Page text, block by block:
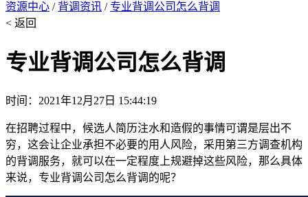
资源中心 / 背调资讯 /专业背调公司怎么背调
< 返回
专业背调公司怎么背调
时间：2021年12月27日 15:44:19
在招聘过程中，候选人简历注水和造假的事情可谓是层出不
穷，这会让企业承担不必要的用人风险，采用第三方调查机构
的背调服务，就可以在一定程度上规避掉这些风险，那么具体
来说，专业背调公司怎么背调的呢？